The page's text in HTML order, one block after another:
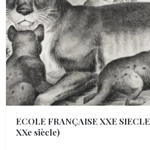
ECOLE FRANÇAISE XXE SIECLE
XXe siècle)